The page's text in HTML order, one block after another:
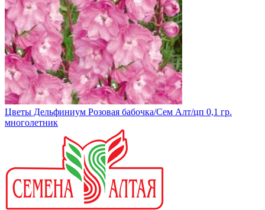
Цветы Дельфиниум Розовая бабочка/Сем Алт/цп 0,1 гр.
многолетник